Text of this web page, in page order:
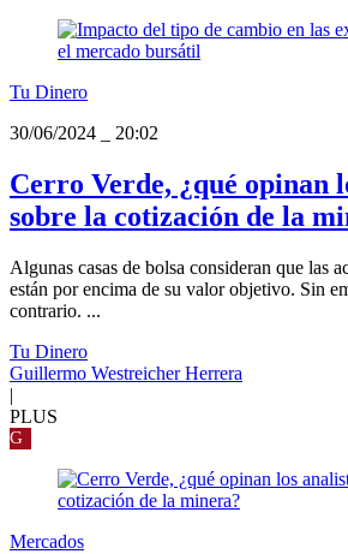
Tu Dinero
30/06/2024
20:02
Cerro Verde, ¿qué opinan
sobre la cotización de la
Algunas casas de bolsa consideran que las
están por encima de su valor objetivo. Sin
contrario. ...
Tu Dinero
Guillermo Westreicher Herrera
|
PLUS
G
Mercados